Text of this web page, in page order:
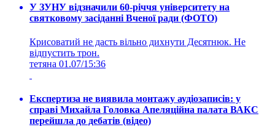
У ЗУНУ відзначили 60-річчя університету на
святковому засіданні Вченої ради (ФОТО)
Крисоватий не дасть вільно дихнути Десятнюк. Не
відпустить трон.
тетяна 01.07/15:36
Експертиза не виявила монтажу аудіозаписів: у
справі Михайла Головка Апеляційна палата ВАКС
перейшла до дебатів (відео)